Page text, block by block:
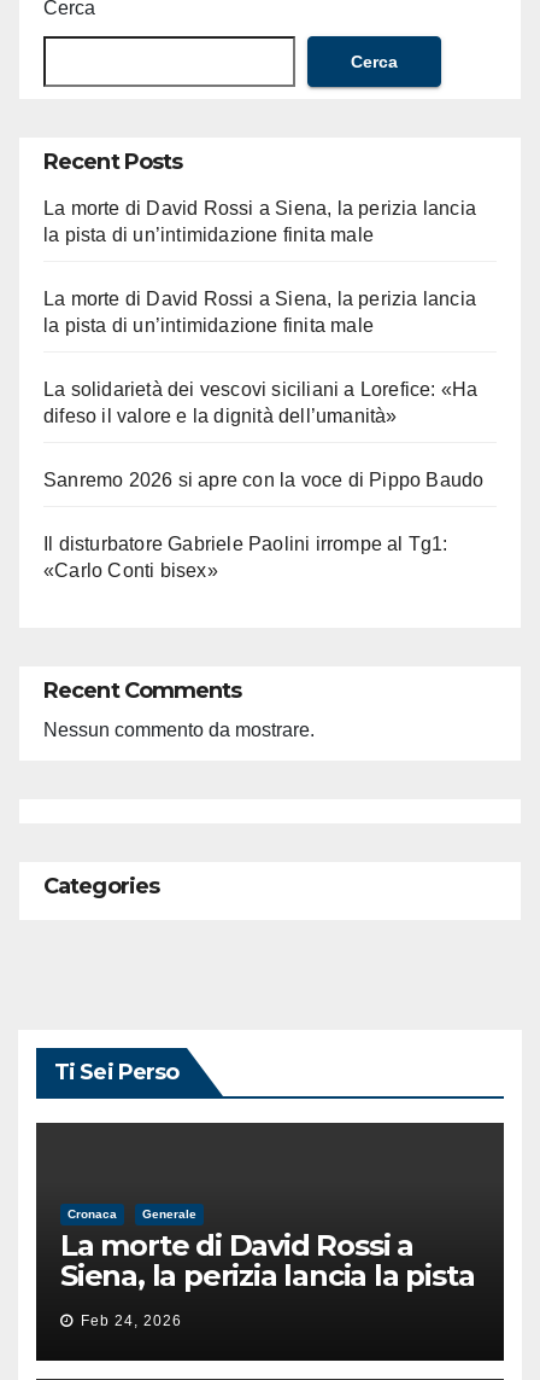
Cerca
Cerca
Recent Posts
La morte di David Rossi a Siena, la perizia lancia
la pista di un’intimidazione finita male
La morte di David Rossi a Siena, la perizia lancia
la pista di un’intimidazione finita male
La solidarietà dei vescovi siciliani a Lorefice: «Ha
difeso il valore e la dignità dell’umanità»
Sanremo 2026 si apre con la voce di Pippo Baudo
Il disturbatore Gabriele Paolini irrompe al Tg1:
«Carlo Conti bisex»
Recent Comments
Nessun commento da mostrare.
Categories
Ti Sei Perso
Cronaca Generale
La morte di David Rossi a
Siena, la perizia lancia la pista
di un’intimidazione finita
male
Feb 24, 2026